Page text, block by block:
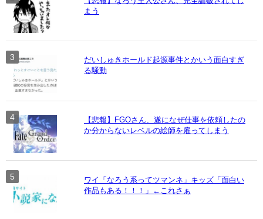
まう
だいしゅきホールド起源事件とかいう面白すぎ
る騒動
【悲報】FGOさん、遂になぜ仕事を依頼したの
か分からないレベルの絵師を雇ってしまう
ワイ「なろう系ってツマンネ」キッズ「面白い
作品もある！！！」←これさぁ